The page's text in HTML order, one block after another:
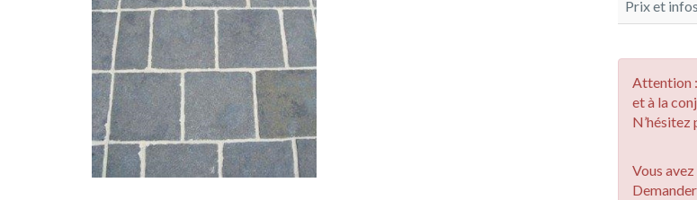
Prix et
Attention :
et à la
N’hésitez
Vous